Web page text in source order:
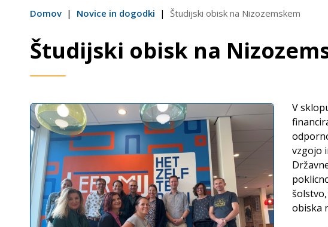
EQAVET NRP v Sloveniji
Cilji
Aktivnosti
Ekipa EQAVET NRP
Zakonodaja
Nacionalni kazalniki kakovosti SPSI
Nacionalna poročila o kakovosti SPSI
Domov | Novice in dogodki | Študijski obisk na Nizozemskem
Študijski obisk na
V
vzgojo
obiska